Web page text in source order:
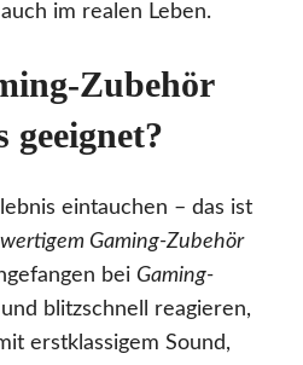
im realen Leben.
Zubehör
geeignet?
eintauchen – das ist
Gaming-Zubehör
bei Gaming-
blitzschnell reagieren,
erstklassigem Sound,